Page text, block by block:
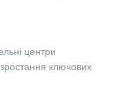
центри
ключових